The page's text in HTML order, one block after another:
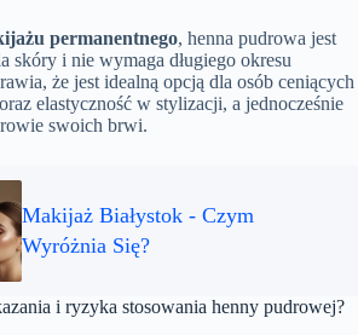
permanentnego, henna pudrowa jest
skóry i nie wymaga długiego okresu
że jest idealną opcją dla osób ceniących
elastyczność w stylizacji, a jednocześnie
swoich brwi.
Makijaż Białystok - Czym
Wyróżnia Się?
i ryzyka stosowania henny pudrowej?